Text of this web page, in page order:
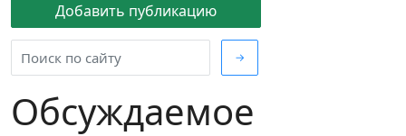
Добавить публикацию
→
Обсуждаемое